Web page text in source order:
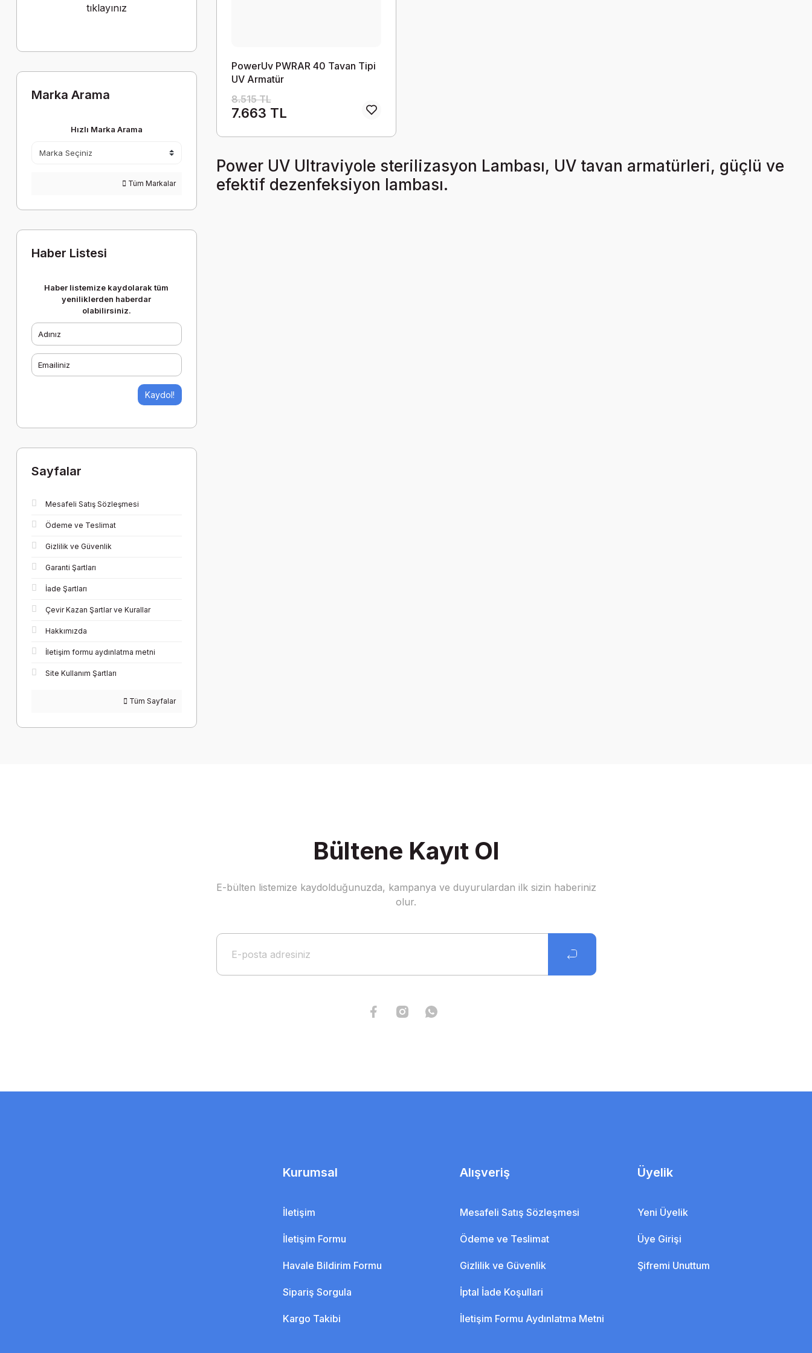
tıklayınız
Marka Arama
Hızlı Marka Arama
Tüm Markalar
Haber Listesi
Haber listemize kaydolarak tüm
yeniliklerden haberdar
olabilirsiniz.
Kaydol!
Sayfalar
Mesafeli Satış Sözleşmesi
Ödeme ve Teslimat
Gizlilik ve Güvenlik
Garanti Şartları
İade Şartları
Çevir Kazan Şartlar ve Kurallar
Hakkımızda
İletişim formu aydınlatma metni
Site Kullanım Şartları
Tüm Sayfalar
PowerUv PWRAR 40 Tavan Tipi
UV Armatür
8.515 TL
7.663 TL
Power UV Ultraviyole sterilizasyon Lambası, UV tavan armatürleri, güçlü ve
efektif dezenfeksiyon lambası.
Bültene Kayıt Ol
E-bülten listemize kaydolduğunuzda, kampanya ve duyurulardan ilk sizin haberiniz
olur.
Kurumsal
İletişim
İletişim Formu
Havale Bildirim Formu
Sipariş Sorgula
Kargo Takibi
Alışveriş
Mesafeli Satış Sözleşmesi
Ödeme ve Teslimat
Gizlilik ve Güvenlik
İptal İade Koşullari
İletişim Formu Aydınlatma Metni
Üyelik
Yeni Üyelik
Üye Girişi
Şifremi Unuttum